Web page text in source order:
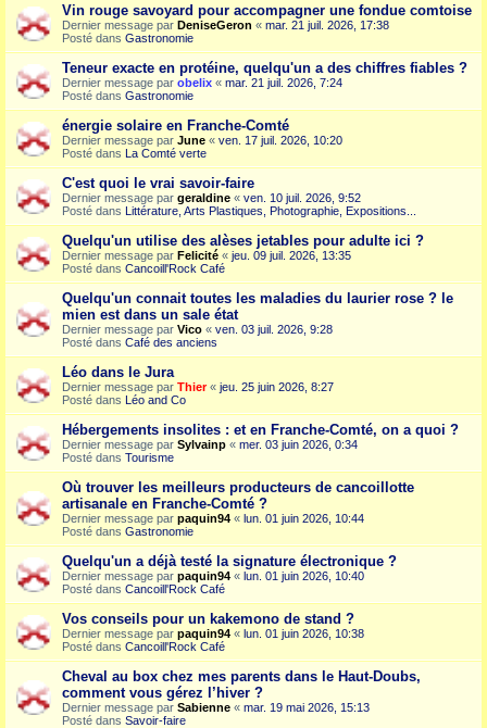
Vin rouge savoyard pour accompagner une fondue comtoise
Dernier message par DeniseGeron « mar. 21 juil. 2026, 17:38
Posté dans Gastronomie
Teneur exacte en protéine, quelqu'un a des chiffres fiables ?
Dernier message par obelix « mar. 21 juil. 2026, 7:24
Posté dans Gastronomie
énergie solaire en Franche-Comté
Dernier message par June « ven. 17 juil. 2026, 10:20
Posté dans La Comté verte
C'est quoi le vrai savoir-faire
Dernier message par geraldine « ven. 10 juil. 2026, 9:52
Posté dans Littérature, Arts Plastiques, Photographie, Expositions...
Quelqu'un utilise des alèses jetables pour adulte ici ?
Dernier message par Felicité « jeu. 09 juil. 2026, 13:35
Posté dans Cancoill'Rock Café
Quelqu'un connait toutes les maladies du laurier rose ? le
mien est dans un sale état
Dernier message par Vico « ven. 03 juil. 2026, 9:28
Posté dans Café des anciens
Léo dans le Jura
Dernier message par Thier« jeu. 25 juin 2026, 8:27
Posté dans Léo and Co
Hébergements insolites : et en Franche-Comté, on a quoi ?
Dernier message par Sylvainp « mer. 03 juin 2026, 0:34
Posté dans Tourisme
Où trouver les meilleurs producteurs de cancoillotte
artisanale en Franche-Comté ?
Dernier message par paquin94 « lun. 01 juin 2026, 10:44
Posté dans Gastronomie
Quelqu'un a déjà testé la signature électronique ?
Dernier message par paquin94 « lun. 01 juin 2026, 10:40
Posté dans Cancoill'Rock Café
Vos conseils pour un kakemono de stand ?
Dernier message par paquin94 « lun. 01 juin 2026, 10:38
Posté dans Cancoill'Rock Café
Cheval au box chez mes parents dans le Haut-Doubs,
comment vous gérez l’hiver ?
Dernier message par Sabienne « mar. 19 mai 2026, 15:13
Posté dans Savoir-faire